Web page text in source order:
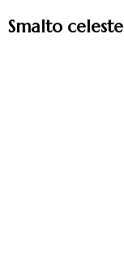
Smalto celeste